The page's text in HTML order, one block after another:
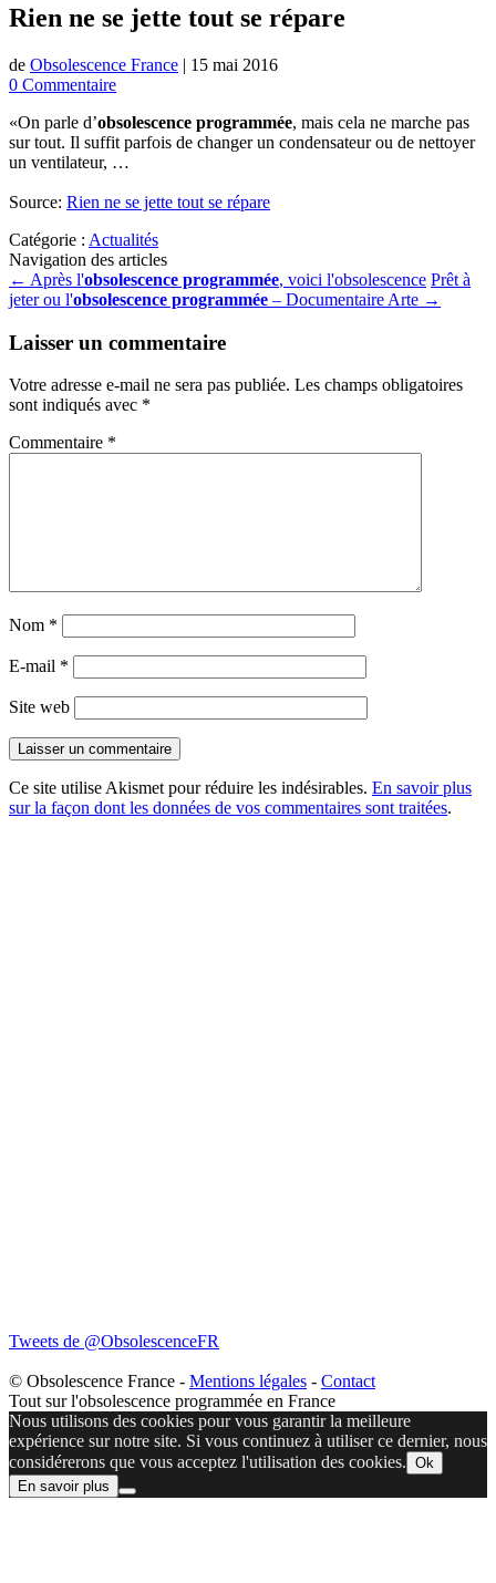
Rien ne se jette tout se répare
de Obsolescence France | 15 mai 2016
0 Commentaire
«On parle d’obsolescence programmée, mais cela ne marche pas
sur tout. Il suffit parfois de changer un condensateur ou de nettoyer
un ventilateur, …
Source: Rien ne se jette tout se répare
Catégorie : Actualités
Navigation des articles
← Après l'obsolescence programmée, voici l'obsolescence Prêt à
jeter ou l'obsolescence programmée – Documentaire Arte →
Laisser un commentaire
Votre adresse e-mail ne sera pas publiée. Les champs obligatoires
sont indiqués avec *
Commentaire *
Nom *
E-mail *
Site web
Ce site utilise Akismet pour réduire les indésirables. En savoir plus
sur la façon dont les données de vos commentaires sont traitées.
Tweets de @ObsolescenceFR
© Obsolescence France - Mentions légales - Contact
Tout sur l'obsolescence programmée en France
Nous utilisons des cookies pour vous garantir la meilleure
expérience sur notre site. Si vous continuez à utiliser ce dernier, nous
considérerons que vous acceptez l'utilisation des cookies. Ok
En savoir plus